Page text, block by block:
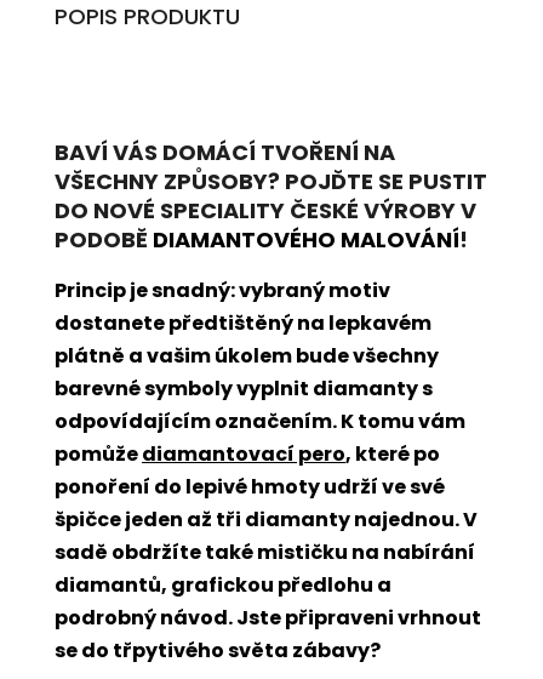
POPIS PRODUKTU
BAVÍ VÁS DOMÁCÍ TVOŘENÍ NA
VŠECHNY ZPŮSOBY? POJĎTE SE PUSTIT
DO NOVÉ SPECIALITY ČESKÉ VÝROBY V
PODOBĚ DIAMANTOVÉHO MALOVÁNÍ!
Princip je snadný: vybraný motiv
dostanete předtištěný na lepkavém
plátně a vašim úkolem bude všechny
barevné symboly vyplnit diamanty s
odpovídajícím označením. K tomu vám
pomůžediamantovací pero, které po
ponoření do lepivé hmoty udrží ve své
špičce jeden až tři diamanty najednou. V
sadě obdržíte také mističku na nabírání
diamantů, grafickou předlohu a
podrobný návod. Jste připraveni vrhnout
se do třpytivého světa zábavy?